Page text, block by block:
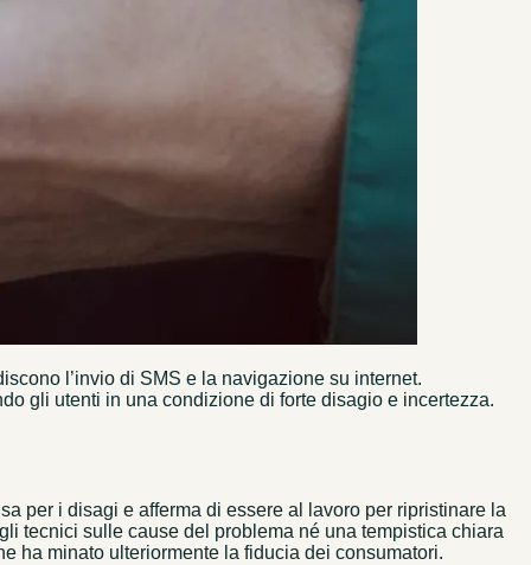
l’invio di SMS e la navigazione su internet.
gli utenti in una condizione di forte disagio e incertezza.
per i disagi e afferma di essere al lavoro per ripristinare la
tecnici sulle cause del problema né una tempistica chiara
ha minato ulteriormente la fiducia dei consumatori.